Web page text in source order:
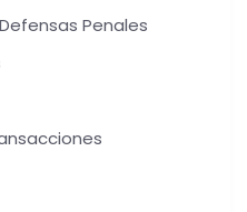
Penales